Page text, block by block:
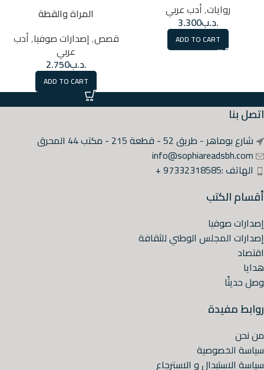
روايات,أدب عربي
.د.ب3.300
ADD TO CART
المراة والقطة
قصص,إصدارات صوفيا,أدب
عربي
.د.ب2.750
ADD TO CART
اتصل بنا
شارع بوماهر - طريق 52 - قطعة 215 - مكتب 44 المحرق
info@sophiareadsbh.com
الهاتف :97332318585 +
أقسام الكتب
إصدارات صوفيا
إصدارات المجلس الوطني للثقافة
اقتصاد
هدايا
وصل حديثًا
روابط مفيدة
من نحن
سياسة الخصوصية
سياسة الاستبدال و الاسترجاع